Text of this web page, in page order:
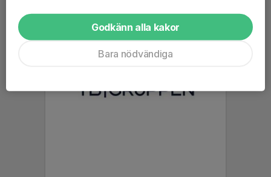
Godkänn alla kakor
Bara nödvändiga